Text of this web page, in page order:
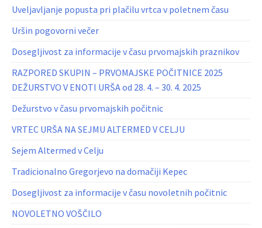
Uveljavljanje popusta pri plačilu vrtca v poletnem času
Uršin pogovorni večer
Dosegljivost za informacije v času prvomajskih praznikov
RAZPORED SKUPIN – PRVOMAJSKE POČITNICE 2025
DEŽURSTVO V ENOTI URŠA od 28. 4. – 30. 4. 2025
Dežurstvo v času prvomajskih počitnic
VRTEC URŠA NA SEJMU ALTERMED V CELJU
Sejem Altermed v Celju
Tradicionalno Gregorjevo na domačiji Kepec
Dosegljivost za informacije v času novoletnih počitnic
NOVOLETNO VOŠČILO